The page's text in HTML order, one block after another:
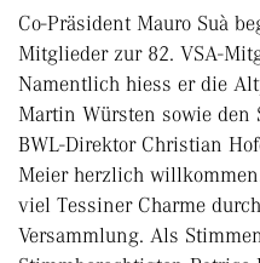
Co-Präsident Mauro Suà
Mitglieder zur 82. VSA-
Namentlich hiess er die
Martin Würsten sowie den
BWL-Direktor Christian
Meier herzlich
viel Tessiner Charme
Versammlung. Als